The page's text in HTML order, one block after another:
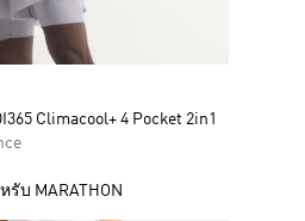
Climacool+ 4 Pocket 2in1
บ MARATHON